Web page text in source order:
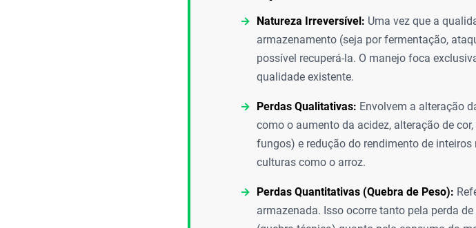
Natureza Irreversível: Uma vez que a
armazenamento (seja por fermentação,
possível recuperá-la. O manejo foca
qualidade existente.
Perdas Qualitativas: Envolvem a alteração
como o aumento da acidez, alteração de
fungos) e redução do rendimento de
culturas como o arroz.
Perdas Quantitativas (Quebra de Peso):
armazenada. Isso ocorre tanto pela perda